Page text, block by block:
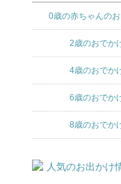
0歳の赤ちゃんの
2歳のおでか
4歳のおでか
6歳のおでか
8歳のおでか